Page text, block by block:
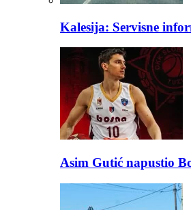
Kalesija: Servisne
Asim Gutić napustio